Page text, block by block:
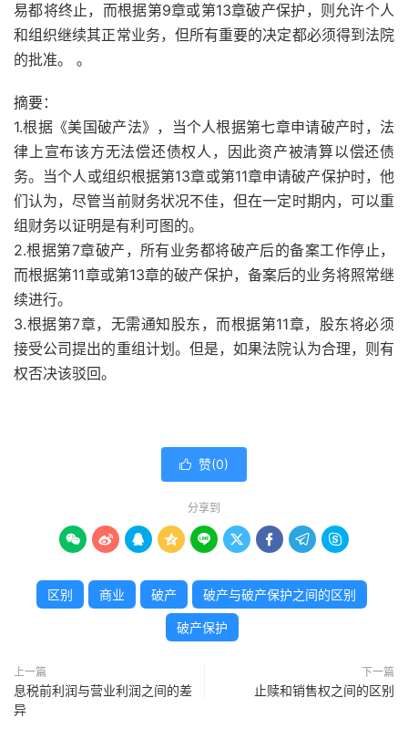
易都将终止，而根据第9章或第13章破产保护，则允许个人
和组织继续其正常业务，但所有重要的决定都必须得到法院
的批准。 。
摘要：
1.根据《美国破产法》，当个人根据第七章申请破产时，法
律上宣布该方无法偿还债权人，因此资产被清算以偿还债
务。当个人或组织根据第13章或第11章申请破产保护时，他
们认为，尽管当前财务状况不佳，但在一定时期内，可以重
组财务以证明是有利可图的。
2.根据第7章破产，所有业务都将破产后的备案工作停止，
而根据第11章或第13章的破产保护，备案后的业务将照常继
续进行。
3.根据第7章，无需通知股东，而根据第11章，股东将必须
接受公司提出的重组计划。但是，如果法院认为合理，则有
权否决该驳回。
 赞(0)
分享到
        
区别 商业 破产 破产与破产保护之间的区别
破产保护
上一篇
息税前利润与营业利润之间的差
异
下一篇
止赎和销售权之间的区别